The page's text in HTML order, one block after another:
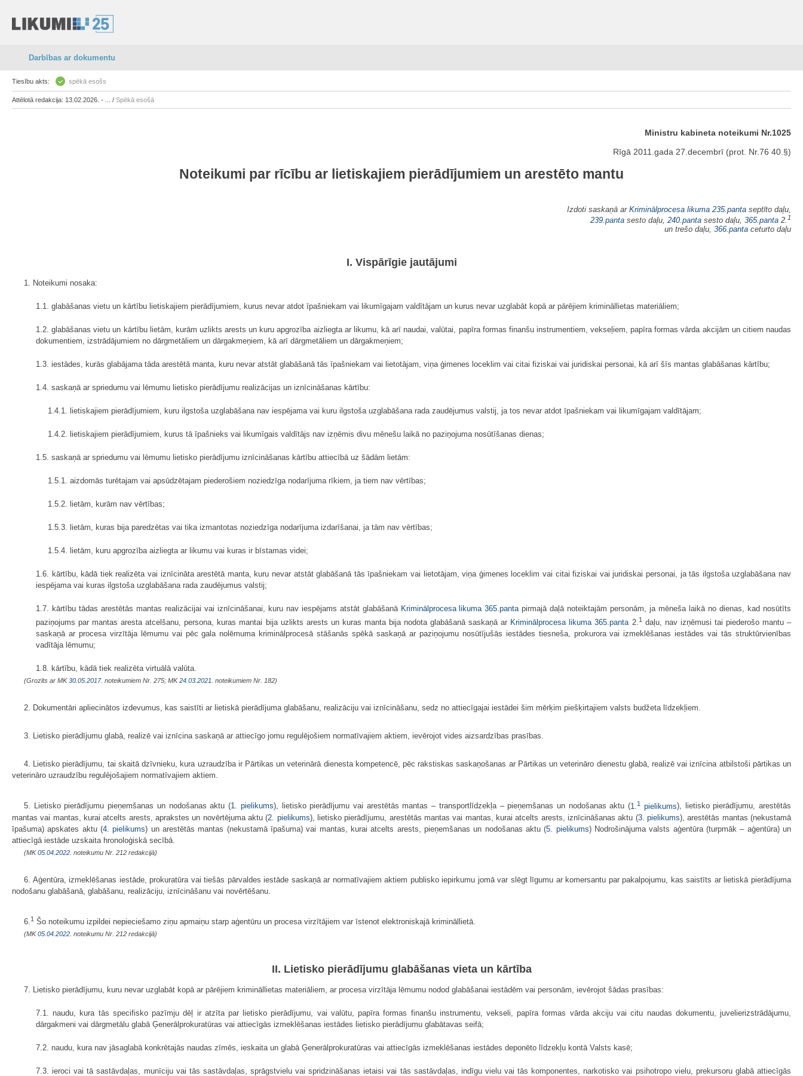
Darbības ar dokumentu
Tiesību akts: spēkā esošs
Attēlotā redakcija: 13.02.2026. - ... / Spēkā esošā
Ministru kabineta noteikumi Nr.1025
Rīgā 2011.gada 27.decembrī (prot. Nr.76 40.§)
Noteikumi par rīcību ar lietiskajiem pierādījumiem un arestēto mantu
Izdoti saskaņā ar Kriminālprocesa likuma 235.panta septīto daļu,
239.panta sesto daļu, 240.panta sesto daļu, 365.panta 2. 1
un trešo daļu, 366.panta ceturto daļu
I. Vispārīgie jautājumi
1. Noteikumi nosaka:
1.1. glabāšanas vietu un kārtību lietiskajiem pierādījumiem, kurus nevar atdot īpašniekam vai likumīgajam valdītājam un kurus nevar uzglabāt kopā ar pārējiem krimināllietas materiāliem;
1.2. glabāšanas vietu un kārtību lietām, kurām uzlikts arests un kuru apgrozība aizliegta ar likumu, kā arī naudai, valūtai, papīra formas finanšu instrumentiem, vekseļiem, papīra formas vārda akcijām un citiem naudas
dokumentiem, izstrādājumiem no dārgmetāliem un dārgakmeņiem, kā arī dārgmetāliem un dārgakmeņiem;
1.3. iestādes, kurās glabājama tāda arestētā manta, kuru nevar atstāt glabāšanā tās īpašniekam vai lietotājam, viņa ģimenes loceklim vai citai fiziskai vai juridiskai personai, kā arī šīs mantas glabāšanas kārtību;
1.4. saskaņā ar spriedumu vai lēmumu lietisko pierādījumu realizācijas un iznīcināšanas kārtību:
1.4.1. lietiskajiem pierādījumiem, kuru ilgstoša uzglabāšana nav iespējama vai kuru ilgstoša uzglabāšana rada zaudējumus valstij, ja tos nevar atdot īpašniekam vai likumīgajam valdītājam;
1.4.2. lietiskajiem pierādījumiem, kurus tā īpašnieks vai likumīgais valdītājs nav izņēmis divu mēnešu laikā no paziņojuma nosūtīšanas dienas;
1.5. saskaņā ar spriedumu vai lēmumu lietisko pierādījumu iznīcināšanas kārtību attiecībā uz šādām lietām:
1.5.1. aizdomās turētajam vai apsūdzētajam piederošiem noziedzīga nodarījuma rīkiem, ja tiem nav vērtības;
1.5.2. lietām, kurām nav vērtības;
1.5.3. lietām, kuras bija paredzētas vai tika izmantotas noziedzīga nodarījuma izdarīšanai, ja tām nav vērtības;
1.5.4. lietām, kuru apgrozība aizliegta ar likumu vai kuras ir bīstamas videi;
1.6. kārtību, kādā tiek realizēta vai iznīcināta arestētā manta, kuru nevar atstāt glabāšanā tās īpašniekam vai lietotājam, viņa ģimenes loceklim vai citai fiziskai vai juridiskai personai, ja tās ilgstoša uzglabāšana nav
iespējama vai kuras ilgstoša uzglabāšana rada zaudējumus valstij;
1.7. kārtību tādas arestētās mantas realizācijai vai iznīcināšanai, kuru nav iespējams atstāt glabāšanā Kriminālprocesa likuma 365.panta pirmajā daļā noteiktajām personām, ja mēneša laikā no dienas, kad nosūtīts
paziņojums par mantas aresta atcelšanu, persona, kuras mantai bija uzlikts arests un kuras manta bija nodota glabāšanā saskaņā ar Kriminālprocesa likuma 365.panta2.1daļu, nav izņēmusi tai piederošo mantu –
saskaņā ar procesa virzītāja lēmumu vai pēc gala nolēmuma kriminālprocesā stāšanās spēkā saskaņā ar paziņojumu nosūtījušās iestādes tiesneša, prokurora vai izmeklēšanas iestādes vai tās struktūrvienības
vadītāja lēmumu;
1.8. kārtību, kādā tiek realizēta virtuālā valūta.
(Grozīts ar MK30.05.2017. noteikumiem Nr. 275; MK24.03.2021. noteikumiem Nr. 182)
2. Dokumentāri apliecinātos izdevumus, kas saistīti ar lietiskā pierādījuma glabāšanu, realizāciju vai iznīcināšanu, sedz no attiecīgajai iestādei šim mērķim piešķirtajiem valsts budžeta līdzekļiem.
3. Lietisko pierādījumu glabā, realizē vai iznīcina saskaņā ar attiecīgo jomu regulējošiem normatīvajiem aktiem, ievērojot vides aizsardzības prasības.
4. Lietisko pierādījumu, tai skaitā dzīvnieku, kura uzraudzība ir Pārtikas un veterinārā dienesta kompetencē, pēc rakstiskas saskaņošanas ar Pārtikas un veterināro dienestu glabā, realizē vai iznīcina atbilstoši pārtikas un
veterināro uzraudzību regulējošajiem normatīvajiem aktiem.
5. Lietisko pierādījumu pieņemšanas un nodošanas aktu (1. pielikums), lietisko pierādījumu vai arestētās mantas – transportlīdzekļa – pieņemšanas un nodošanas aktu (1.1 pielikums), lietisko pierādījumu, arestētās
mantas vai mantas, kurai atcelts arests, aprakstes un novērtējuma aktu (2. pielikums), lietisko pierādījumu, arestētās mantas vai mantas, kurai atcelts arests, iznīcināšanas aktu (3. pielikums), arestētās mantas (nekustamā
īpašuma) apskates aktu (4. pielikums) un arestētās mantas (nekustamā īpašuma) vai mantas, kurai atcelts arests, pieņemšanas un nodošanas aktu (5. pielikums) Nodrošinājuma valsts aģentūra (turpmāk – aģentūra) un
attiecīgā iestāde uzskaita hronoloģiskā secībā.
(MK05.04.2022. noteikumu Nr. 212 redakcijā)
6. Aģentūra, izmeklēšanas iestāde, prokuratūra vai tiešās pārvaldes iestāde saskaņā ar normatīvajiem aktiem publisko iepirkumu jomā var slēgt līgumu ar komersantu par pakalpojumu, kas saistīts ar lietiskā pierādījuma
nodošanu glabāšanā, glabāšanu, realizāciju, iznīcināšanu vai novērtēšanu.
6. 1 Šo noteikumu izpildei nepieciešamo ziņu apmaiņu starp aģentūru un procesa virzītājiem var īstenot elektroniskajā krimināllietā.
(MK05.04.2022. noteikumu Nr. 212 redakcijā)
II. Lietisko pierādījumu glabāšanas vieta un kārtība
7. Lietisko pierādījumu, kuru nevar uzglabāt kopā ar pārējiem krimināllietas materiāliem, ar procesa virzītāja lēmumu nodod glabāšanai iestādēm vai personām, ievērojot šādas prasības:
7.1. naudu, kura tās specifisko pazīmju dēļ ir atzīta par lietisko pierādījumu, vai valūtu, papīra formas finanšu instrumentu, vekseli, papīra formas vārda akciju vai citu naudas dokumentu, juvelierizstrādājumu,
dārgakmeni vai dārgmetālu glabā Ģenerālprokuratūras vai attiecīgās izmeklēšanas iestādes lietisko pierādījumu glabātavas seifā;
7.2. naudu, kura nav jāsaglabā konkrētajās naudas zīmēs, ieskaita un glabā Ģenerālprokuratūras vai attiecīgās izmeklēšanas iestādes deponēto līdzekļu kontā Valsts kasē;
7.3. ieroci vai tā sastāvdaļas, munīciju vai tās sastāvdaļas, sprāgstvielu vai spridzināšanas ietaisi vai tās sastāvdaļas, indīgu vielu vai tās komponentes, narkotisko vai psihotropo vielu, prekursoru glabā attiecīgās